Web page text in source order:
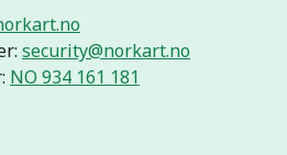
security@norkart.no
NO 934 161 181